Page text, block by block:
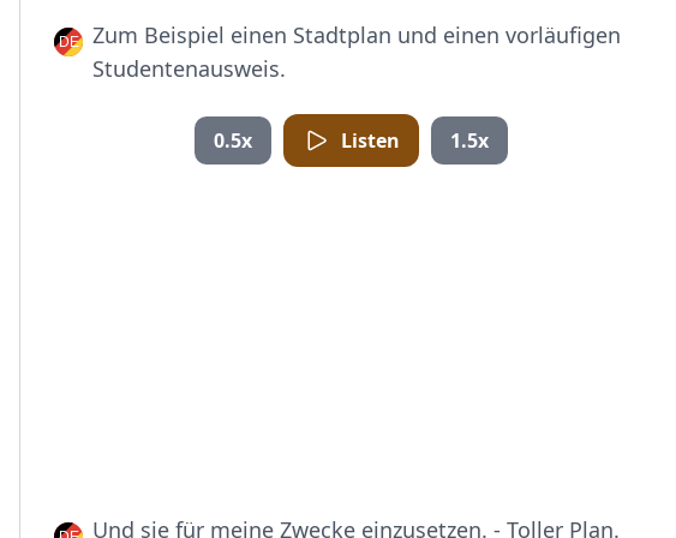
Zum Beispiel einen Stadtplan und einen vorläufigen
Studentenausweis.
0.5x Listen 1.5x
Und sie für meine Zwecke einzusetzen. - Toller Plan.